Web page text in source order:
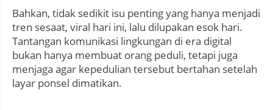
Bahkan, tidak sedikit isu penting yang hanya menjadi
tren sesaat, viral hari ini, lalu dilupakan esok hari.
Tantangan komunikasi lingkungan di era digital
bukan hanya membuat orang peduli, tetapi juga
menjaga agar kepedulian tersebut bertahan setelah
layar ponsel dimatikan.